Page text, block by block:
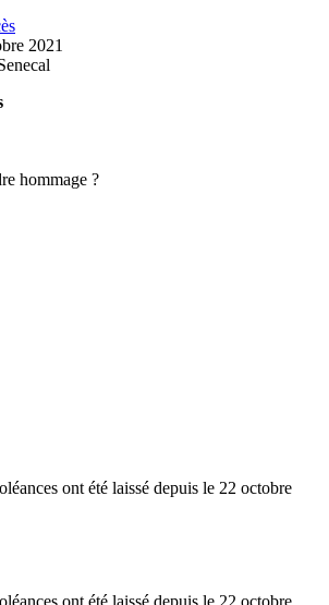
2021
hommage ?
ont été laissé depuis le 22 octobre
ont été laissé depuis le 22 octobre